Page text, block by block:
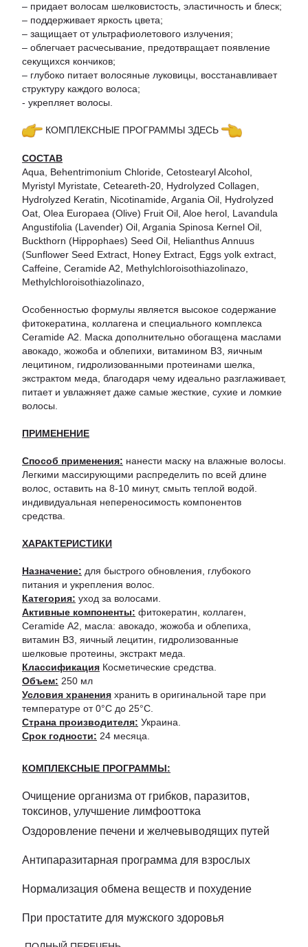
– придает волосам шелковистость, эластичность и блеск;
– поддерживает яркость цвета;
– защищает от ультрафиолетового излучения;
– облегчает расчесывание, предотвращает появление
секущихся кончиков;
– глубоко питает волосяные луковицы, восстанавливает
структуру каждого волоса;
- укрепляет волосы.
КОМПЛЕКСНЫЕ ПРОГРАММЫ ЗДЕСЬ
СОСТАВ
Aqua, Behentrimonium Chloride, Cetostearyl Alcohol,
Myristyl Myristate, Ceteareth-20, Hydrolyzed Collagen,
Hydrolyzed Keratin, Nicotinamide, Argania Oil, Hydrolyzed
Oat, Olea Europaea (Olive) Fruit Oil, Aloe herol, Lavandula
Angustifolia (Lavender) Oil, Argania Spinosa Kernel Oil,
Buckthorn (Hippophaes) Seed Oil, Helianthus Annuus
(Sunflower Seed Extract, Honey Extract, Eggs yolk extract,
Caffeine, Ceramide A2, Methylchloroisothiazolinazo,
Methylchloroisothiazolinazo,
Особенностью формулы является высокое содержание
фитокератина, коллагена и специального комплекса
Ceramide А2. Маска дополнительно обогащена маслами
авокадо, жожоба и облепихи, витамином В3, яичным
лецитином, гидролизованными протеинами шелка,
экстрактом меда, благодаря чему идеально разглаживает,
питает и увлажняет даже самые жесткие, сухие и ломкие
волосы.
ПРИМЕНЕНИЕ
Способ применения: нанести маску на влажные волосы.
Легкими массирующими распределить по всей длине
волос, оставить на 8-10 минут, смыть теплой водой.
индивидуальная непереносимость компонентов
средства.
ХАРАКТЕРИСТИКИ
Назначение: для быстрого обновления, глубокого
питания и укрепления волос.
Категория: уход за волосами.
Активные компоненты: фитокератин, коллаген,
Ceramide А2, масла: авокадо, жожоба и облепиха,
витамин В3, яичный лецитин, гидролизованные
шелковые протеины, экстракт меда.
Классификация Косметические средства.
Объем: 250 мл
Условия хранения хранить в оригинальной таре при
температуре от 0°С до 25°С.
Страна производителя: Украина.
Срок годности: 24 месяца.
КОМПЛЕКСНЫЕ ПРОГРАММЫ:
Очищение организма от грибков, паразитов,
токсинов, улучшение лимфооттока
Оздоровление печени и желчевыводящих путей
Антипаразитарная программа для взрослых
Нормализация обмена веществ и похудение
При простатите для мужского здоровья